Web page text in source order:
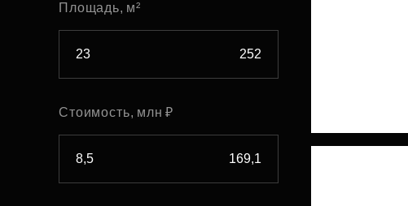
Площадь, м²
Стоимость, млн ₽